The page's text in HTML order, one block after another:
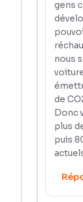
gens
nous
de
Donc
plus
puis